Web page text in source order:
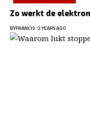
Zo werkt de
BYFRANCIS 2 YEARS AGO